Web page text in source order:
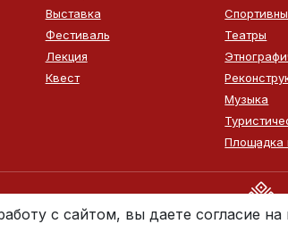
Выставка
Фестиваль
Лекция
Квест
Театры
Музыка
Площадка
с сайтом, вы даете согласие на